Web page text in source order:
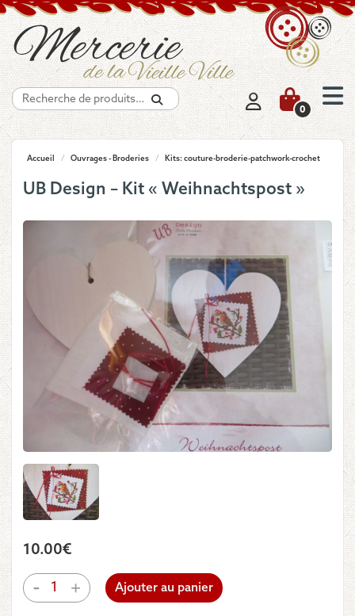
Recherche
0
Accueil / Ouvrages - Broderies / Kits: couture-broderie-patchwork-crochet
UB Design – Kit « Weihnachtspost »
10.00€
-
quantité
de
+ Ajouter au panier